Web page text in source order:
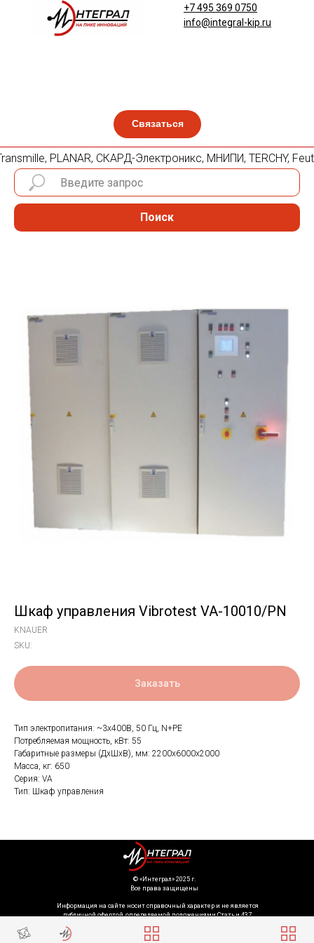
Связаться
+7 495 369 0750
info@integral-kip.ru
PLANAR, СКАРД-Электроникс, МНИПИ, TERCHY,
Поиск
Шкаф управления Vibrotest VA-10010/PN
KNAUER
SKU:
Заказать
Тип электропитания: ~3х400В, 50 Гц, N+PE
Потребляемая мощность, кВт: 55
Габаритные размеры (ДхШхВ), мм: 2200x6000x2000
Масса, кг: 650
Серия: VA
Тип: Шкаф управления
Информация на сайте носит справочный характер и не является
публичной офертой, определяемой положениями Статьи 437
(спецификация) и комплект поставки товара могут быть изменены
©️ «Интеграл» 2025 г.
Все права защищены